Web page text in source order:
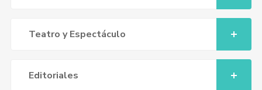
Teatro y Espectáculo
Editoriales